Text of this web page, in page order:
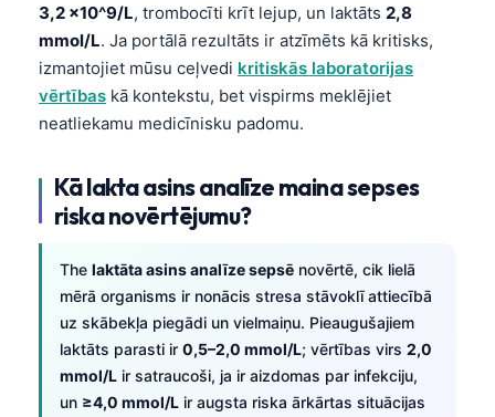
3,2 x10^9/L, trombocīti krīt lejup, un laktāts 2,8
mmol/L. Ja portālā rezultāts ir atzīmēts kā kritisks,
izmantojiet mūsu ceļvedi kritiskās laboratorijas
vērtības kā kontekstu, bet vispirms meklējiet
neatliekamu medicīnisku padomu.
Kā lakta asins analīze maina sepses
riska novērtējumu?
The laktāta asins analīze sepsē novērtē, cik lielā
mērā organisms ir nonācis stresa stāvoklī attiecībā
uz skābekļa piegādi un vielmaiņu. Pieaugušajiem
laktāts parasti ir 0,5–2,0 mmol/L; vērtības virs 2,0
mmol/L ir satraucoši, ja ir aizdomas par infekciju,
un ≥4,0 mmol/L ir augsta riska ārkārtas situācijas